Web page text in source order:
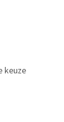
keuze